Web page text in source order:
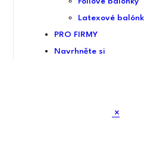
Latexové
PRO FIRMY
Navrhněte si
×